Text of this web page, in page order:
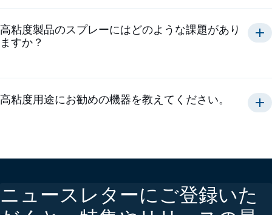
高粘度製品のスプレーにはどのような課題があり
ますか？
高粘度用途にお勧めの機器を教えてください。
ニュースレターにご登録いた